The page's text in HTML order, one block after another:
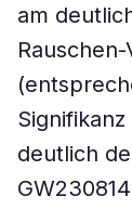
am
deutlich